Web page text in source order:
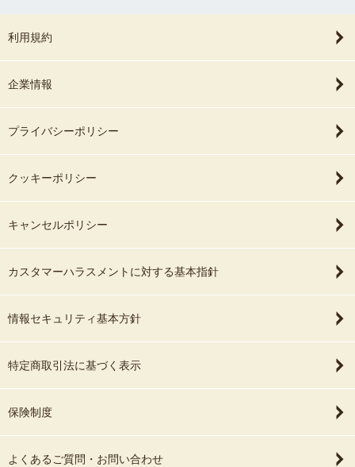
利用規約
企業情報
プライバシーポリシー
クッキーポリシー
キャンセルポリシー
カスタマーハラスメントに対する基本指針
情報セキュリティ基本方針
特定商取引法に基づく表示
保険制度
よくあるご質問・お問い合わせ